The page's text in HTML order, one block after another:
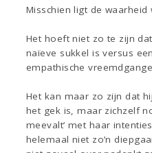
Misschien ligt de
Het hoeft niet zo te zijn
naïeve sukkel is versus
empathische
Het kan maar zo zijn dat
het gek is, maar zichzelf
meevalt’ met haar
helemaal niet zo’n